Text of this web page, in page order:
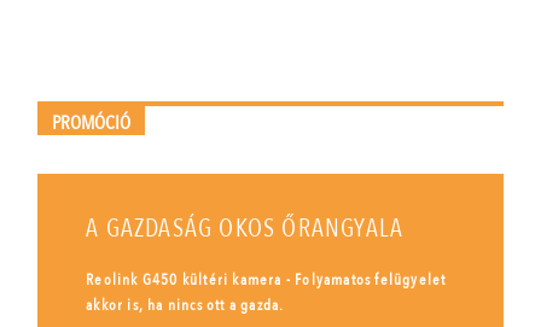
PROMÓCIÓ
A GAZDASÁG OKOS ŐRANGYALA
Reolink G450 kültéri kamera - Folyamatos felügyelet
akkor is, ha nincs ott a gazda.